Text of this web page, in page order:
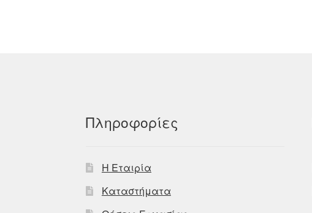
Πληροφορίες
Η Εταιρία
Καταστήματα